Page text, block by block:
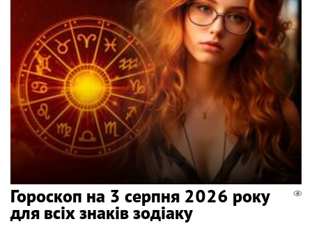
Гороскоп на 3 серпня 2026 року
для всіх знаків зодіаку